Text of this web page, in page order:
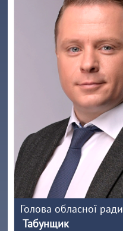
Голова обласної ради
Табунщик